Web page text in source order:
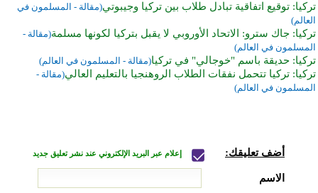
تركيا: توقيع اتفاقية تبادل طلاب بين تركيا وجيبوتي(مقالة - المسلمون في
العالم)
تركيا: جاك سترو: الاتحاد الأوروبي لا يقبل بتركيا لكونها مسلمة(مقالة -
المسلمون في العالم)
تركيا: حديقة باسم "خوجالي" في تركيا(مقالة - المسلمون في العالم)
تركيا: تركيا تتحمل نفقات الطلاب الروهنجيا بالتعليم العالي(مقالة -
المسلمون في العالم)
أضف تعليقك: إعلام عبر البريد الإلكتروني عند نشر تعليق جديد
الاسم